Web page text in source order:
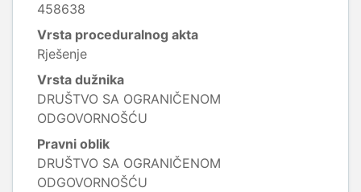
458638
Vrsta proceduralnog akta
Rješenje
Vrsta dužnika
DRUŠTVO SA OGRANIČENOM
ODGOVORNOŠĆU
Pravni oblik
DRUŠTVO SA OGRANIČENOM
ODGOVORNOŠĆU